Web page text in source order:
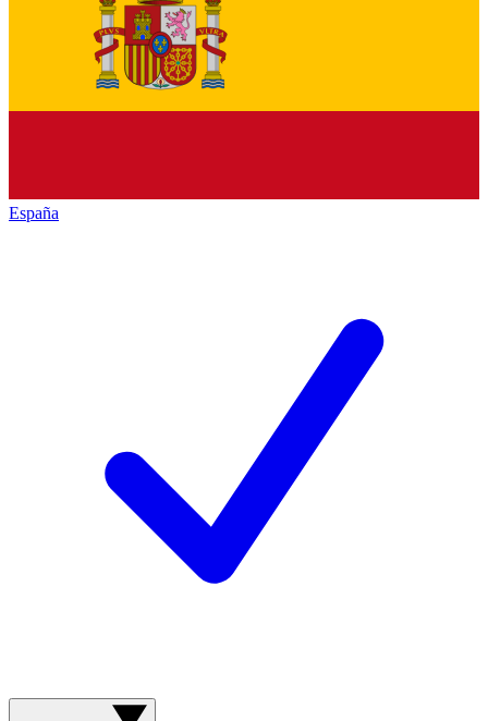
España